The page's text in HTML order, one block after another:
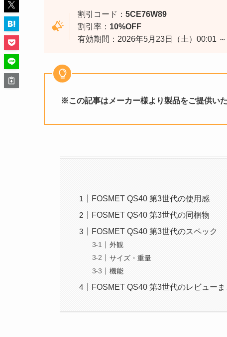
割引コード： 5CE76W89
割引率： 10%OFF
有効期間：2026年5月23日（土）00:01
※この記事はメーカー様より製品をご提供い
FOSMET QS40 第3世代の使用感
FOSMET QS40 第3世代の同梱物
FOSMET QS40 第3世代のスペック
外観
サイズ・重量
機能
FOSMET QS40 第3世代のレビューま